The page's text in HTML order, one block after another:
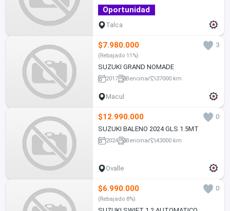
Oportunidad
Talca
$7.980.000 3
(Rebajado 11%)
SUZUKI GRAND NOMADE
2017 Bencina 37000 km
Macul
$12.990.000
0
SUZUKI BALENO 2024 GLS 1.5MT
2024 Bencina 43000 km
Ovalle
$6.990.000 0
(Rebajado 8%)